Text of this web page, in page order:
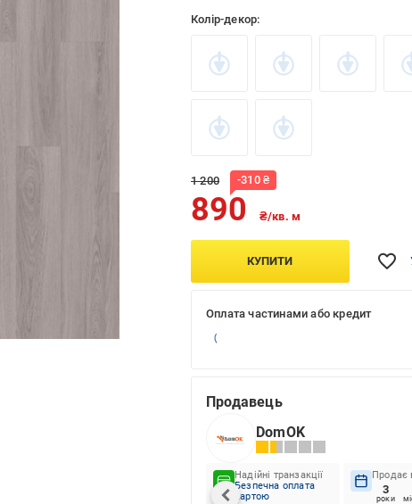
Колір-декор:
1 200 -310₴
890 ₴/кв. м
КУПИТИ
Оплата частинами або кредит
Продавець
DomOK
Надійні транзакції
Безпечна оплата
картою
Продає
3
роки